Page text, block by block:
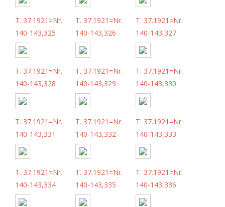
T. 37.1921=Nr.
140-143,325
T. 37.1921=Nr.
140-143,326
T. 37.1921=Nr.
140-143,327
T. 37.1921=Nr.
140-143,328
T. 37.1921=Nr.
140-143,329
T. 37.1921=Nr.
140-143,330
T. 37.1921=Nr.
140-143,331
T. 37.1921=Nr.
140-143,332
T. 37.1921=Nr.
140-143,333
T. 37.1921=Nr.
140-143,334
T. 37.1921=Nr.
140-143,335
T. 37.1921=Nr.
140-143,336